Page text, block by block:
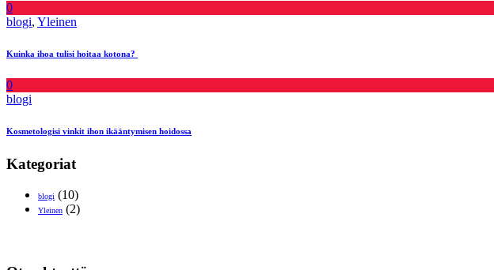
0
blogi, Yleinen
Kuinka ihoa tulisi hoitaa kotona?
0
blogi
Kosmetologisi vinkit ihon ikääntymisen hoidossa
Kategoriat
blogi (10)
Yleinen (2)